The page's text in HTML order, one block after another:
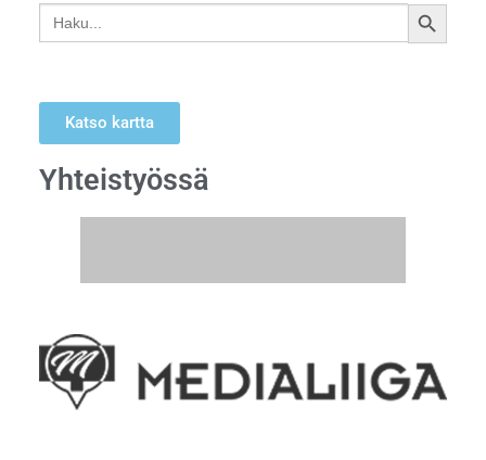
Search
for:
SEARCH
Katso kartta
Yhteistyössä